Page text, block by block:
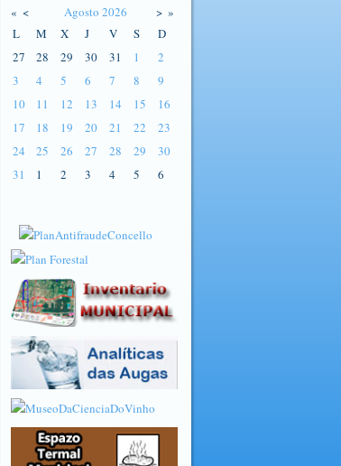
« < Agosto 2026 > »
L
M X J V S
D
27
28 29 30 31 1
2
3
4 5 6 7 8
9
10
11 12 13 14 15
16
17
18 19 20 21 22
23
24
25 26 27 28 29
30
31
1 2 3 4 5 6